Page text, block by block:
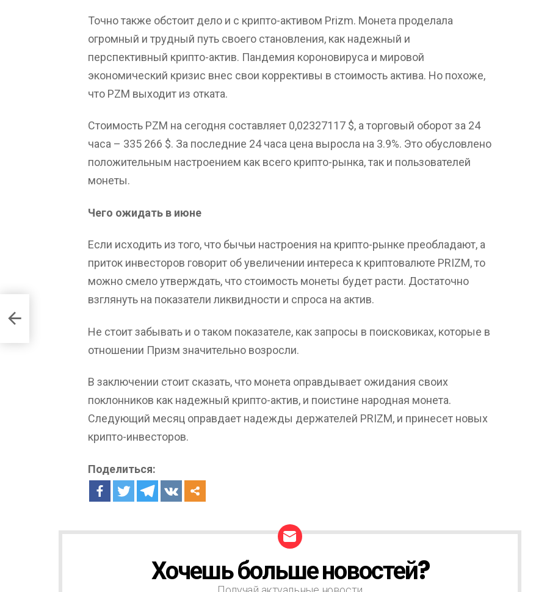
Точно также обстоит дело и с крипто-активом Prizm. Монета проделала
огромный и трудный путь своего становления, как надежный и
перспективный крипто-актив. Пандемия короновируса и мировой
экономический кризис внес свои коррективы в стоимость актива. Но похоже,
что PZM выходит из отката.
Стоимость PZM на сегодня составляет 0,02327117 $, а торговый оборот за 24
часа – 335 266 $. За последние 24 часа цена выросла на 3.9%. Это обусловлено
положительным настроением как всего крипто-рынка, так и пользователей
монеты.
Чего ожидать в июне
Если исходить из того, что бычьи настроения на крипто-рынке преобладают, а
приток инвесторов говорит об увеличении интереса к криптовалюте PRIZM, то
можно смело утверждать, что стоимость монеты будет расти. Достаточно
взглянуть на показатели ликвидности и спроса на актив.
Не стоит забывать и о таком показателе, как запросы в поисковиках, которые в
отношении Призм значительно возросли.
В заключении стоит сказать, что монета оправдывает ожидания своих
поклонников как надежный крипто-актив, и поистине народная монета.
Следующий месяц оправдает надежды держателей PRIZM, и принесет новых
крипто-инвесторов.
Поделиться:
Хочешь больше новостей?